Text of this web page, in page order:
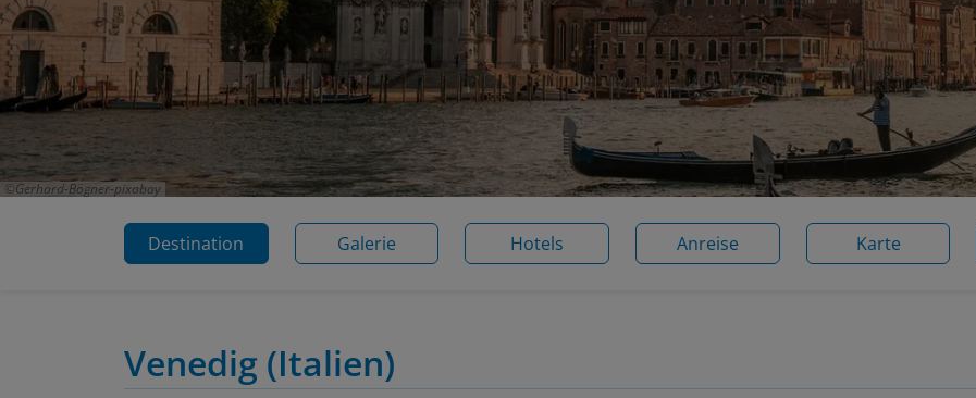
Gerhard-Bögner-pixabay
Destination Galerie Hotels Anreise Karte
Venedig (Italien)